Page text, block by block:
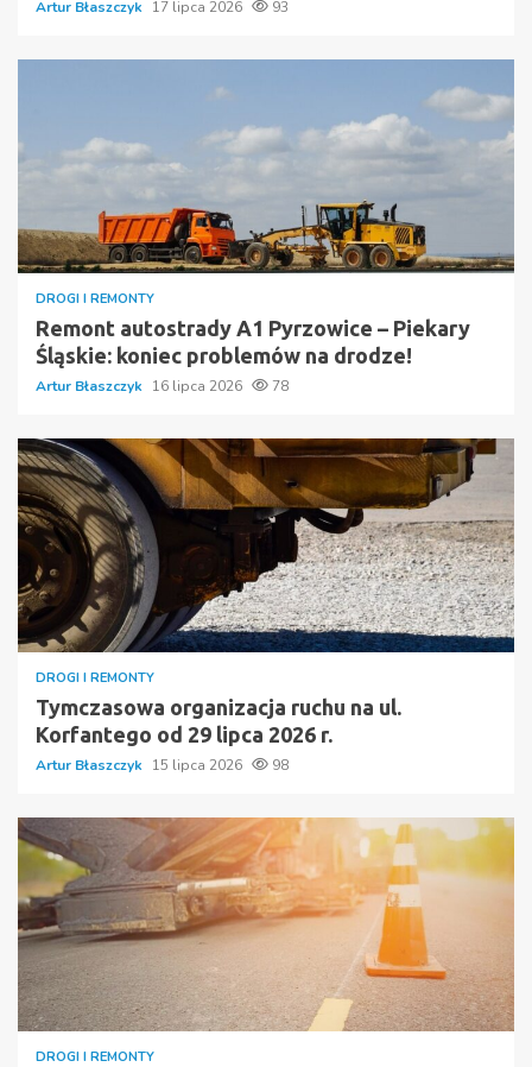
Artur Błaszczyk 17 lipca 2026 93
DROGI I REMONTY
Remont autostrady A1 Pyrzowice – Piekary
Śląskie: koniec problemów na drodze!
Artur Błaszczyk 16 lipca 2026 78
DROGI I REMONTY
Tymczasowa organizacja ruchu na ul.
Korfantego od 29 lipca 2026 r.
Artur Błaszczyk 15 lipca 2026 98
DROGI I REMONTY